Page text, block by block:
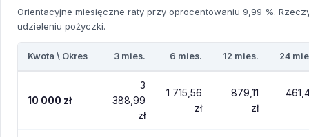
Orientacyjne miesięczne raty przy oprocentowaniu 9,99 %.
udzieleniu pożyczki.
Kwota \ Okres 3 mies. 6 mies. 12 mies. 24
10 000 zł
3
388,99
zł
1 715,56
zł
879,11
zł